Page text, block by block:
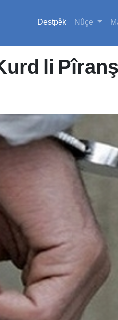
Destpêk Nûçe
li